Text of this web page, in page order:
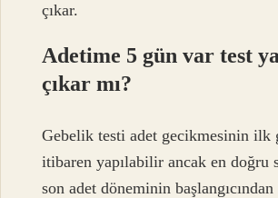
çıkar.
Adetime 5 gün var test
çıkar mı?
Gebelik testi adet gecikmesinin ilk
itibaren yapılabilir ancak en doğru
son adet döneminin